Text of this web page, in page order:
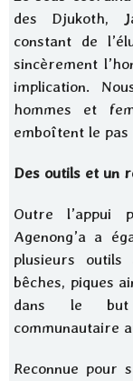
des Djukoth,
constant de
sincèrement
implication.
hommes et
emboîtent le
Des outils et un
Outre l’appui
Agenong’a a
plusieurs outils
bêches, piques
dans le but
communautaire
Reconnue pour